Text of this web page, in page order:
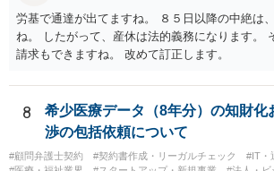
労基で通達が出てますね。 ８５日以降の中絶は
ね。 したがって、産休は法的義務になります。
請求もできますね。 改めて訂正します。
8
希少医療データ（8年分）の知財化
渉の包括依頼について
#顧問弁護士契約 #契約書作成・リーガルチェック
#IT・